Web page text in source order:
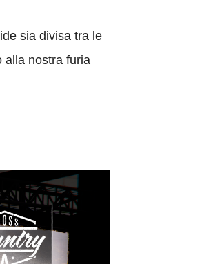
sia divisa tra le
alla nostra furia